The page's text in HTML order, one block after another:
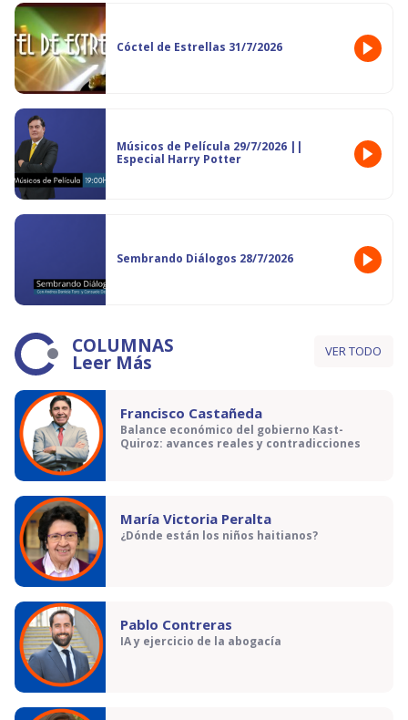
Cóctel de Estrellas 31/7/2026
Músicos de Película 29/7/2026 ||
Especial Harry Potter
Sembrando Diálogos 28/7/2026
COLUMNAS
Leer Más VER TODO
Francisco Castañeda
Balance económico del gobierno Kast-
Quiroz: avances reales y contradicciones
María Victoria Peralta
¿Dónde están los niños haitianos?
Pablo Contreras
IA y ejercicio de la abogacía